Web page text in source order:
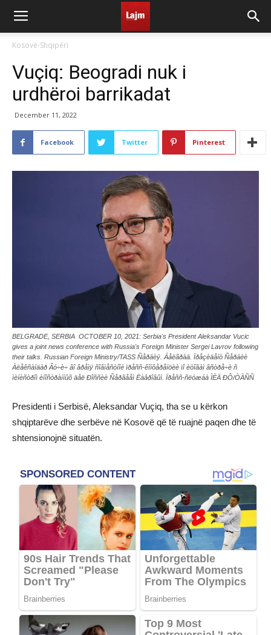
Kosovë-Shqipëri
Vuçiq: Beogradi nuk i
urdhëroi barrikadat
December 11, 2022
Facebook Twitter Pinterest
BELGRADE, SERBIA  OCTOBER 10, 2021: Serbia's President Aleksandar Vucic
gives a joint news conference with Russia's Foreign Minister Sergei Lavrov following
their talks. Russian Foreign Ministry/TASS Ñåðáèÿ. Áåëãðàä. Ïðåçèäåíò Ñåðáèè
Àëåêñàíäàð Âó÷è÷ âî âðåìÿ ñîâìåñòíîé ïðåññ-êîíôåðåíöèè ïî èòîãàì âñòðå÷è ñ
ìèíèñòðîì èíîñòðàííûõ äåë Ðîññèè Ñåðãååì Ëàâðîâûì. Ïðåññ-ñëóæáà ÌÈÄ ÐÔ/ÒÀÑÑ
Presidenti i Serbisë, Aleksandar Vuçiq, tha se u kërkon
shqiptarëve dhe serbëve në Kosovë që të ruajnë paqen dhe të
shtensionojnë situatën.